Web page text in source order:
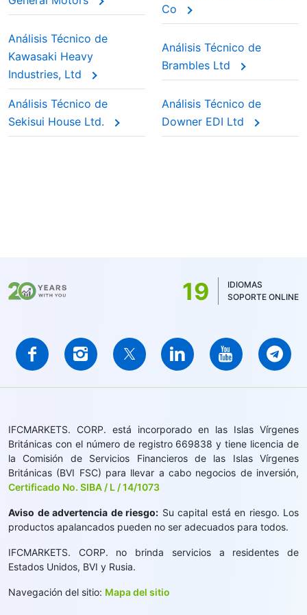
Co
Análisis Técnico de
Kawasaki Heavy
Industries, Ltd
Análisis Técnico de
Brambles Ltd
Análisis Técnico de
Sekisui House Ltd.
Análisis Técnico de
Downer EDI Ltd
19
IDIOMAS
SOPORTE ONLINE
IFCMARKETS. CORP. está incorporado en las Islas Vírgenes
Británicas con el número de registro 669838 y tiene licencia de
la Comisión de Servicios Financieros de las Islas Vírgenes
Británicas (BVI FSC) para llevar a cabo negocios de inversión,
Certificado No. SIBA / L / 14/1073
Aviso de advertencia de riesgo: Su capital está en riesgo. Los
productos apalancados pueden no ser adecuados para todos.
IFCMARKETS. CORP. no brinda servicios a residentes de
Estados Unidos, BVI y Rusia.
Navegación del sitio: Mapa del sitio